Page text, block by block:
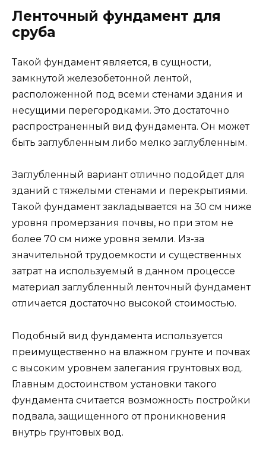
Ленточный фундамент для
сруба
Такой фундамент является, в сущности,
замкнутой железобетонной лентой,
расположенной под всеми стенами здания и
несущими перегородками. Это достаточно
распространенный вид фундамента. Он может
быть заглубленным либо мелко заглубленным.
Заглубленный вариант отлично подойдет для
зданий с тяжелыми стенами и перекрытиями.
Такой фундамент закладывается на 30 см ниже
уровня промерзания почвы, но при этом не
более 70 см ниже уровня земли. Из-за
значительной трудоемкости и существенных
затрат на используемый в данном процессе
материал заглубленный ленточный фундамент
отличается достаточно высокой стоимостью.
Подобный вид фундамента используется
преимущественно на влажном грунте и почвах
с высоким уровнем залегания грунтовых вод.
Главным достоинством установки такого
фундамента считается возможность постройки
подвала, защищенного от проникновения
внутрь грунтовых вод.